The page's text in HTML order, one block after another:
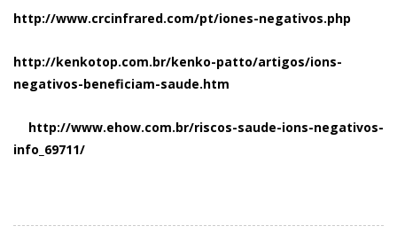
http://www.crcinfrared.com/pt/iones-negativos.php
http://kenkotop.com.br/kenko-patto/artigos/ions-
negativos-beneficiam-saude.htm
http://www.ehow.com.br/riscos-saude-ions-negativos-
info_69711/